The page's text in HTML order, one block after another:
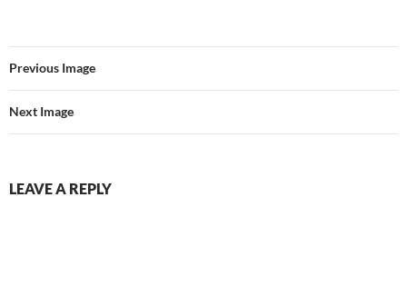
Previous Image
Next Image
LEAVE A REPLY